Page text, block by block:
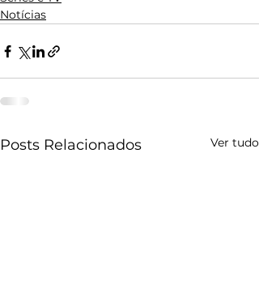
Notícias
Posts Relacionados Ver tudo